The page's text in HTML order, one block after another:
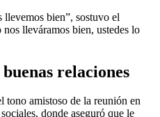
llevemos bien”, sostuvo el
lleváramos bien, ustedes lo
relaciones
tono amistoso de la reunión en
donde aseguró que le